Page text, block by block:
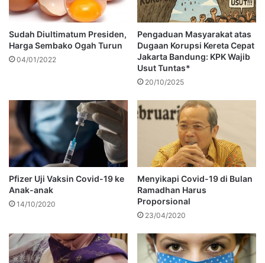
Sudah Diultimatum Presiden,
Harga Sembako Ogah Turun
04/01/2022
Pengaduan Masyarakat atas
Dugaan Korupsi Kereta Cepat
Jakarta Bandung: KPK Wajib
Usut Tuntas*
20/10/2025
Pfizer Uji Vaksin Covid-19 ke
Anak-anak
14/10/2020
Menyikapi Covid-19 di Bulan
Ramadhan Harus
Proporsional
23/04/2020